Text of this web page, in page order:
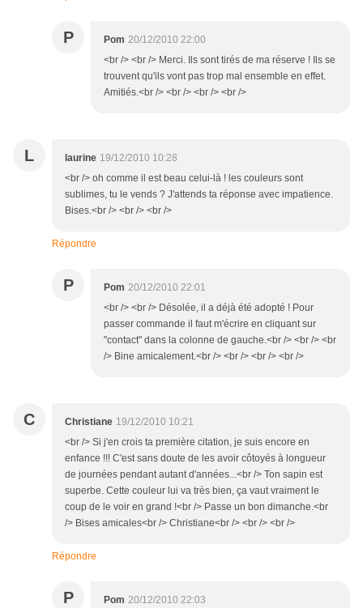
P Pom 20/12/2010 22:00
<br /> <br /> Merci. Ils sont tirés de ma réserve ! Ils se
trouvent qu'ils vont pas trop mal ensemble en effet.
Amitiés.<br /> <br /> <br /> <br />
L laurine 19/12/2010 10:28
<br /> oh comme il est beau celui-là ! les couleurs sont
sublimes, tu le vends ? J'attends ta réponse avec impatience.
Bises.<br /> <br /> <br />
Répondre
P Pom 20/12/2010 22:01
<br /> <br /> Désolée, il a déjà été adopté ! Pour
passer commande il faut m'écrire en cliquant sur
"contact" dans la colonne de gauche.<br /> <br /> <br
/> Bine amicalement.<br /> <br /> <br /> <br />
C Christiane 19/12/2010 10:21
<br /> Si j'en crois ta première citation, je suis encore en
enfance !!! C'est sans doute de les avoir côtoyés à longueur
de journées pendant autant d'années...<br /> Ton sapin est
superbe. Cette couleur lui va très bien, ça vaut vraiment le
coup de le voir en grand !<br /> Passe un bon dimanche.<br
/> Bises amicales<br /> Christiane<br /> <br /> <br />
Répondre
P Pom 20/12/2010 22:03